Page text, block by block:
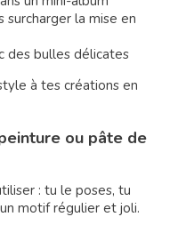
la mise en
des bulles délicates
à tes créations en
ou pâte de
: tu le poses, tu
motif régulier et joli.